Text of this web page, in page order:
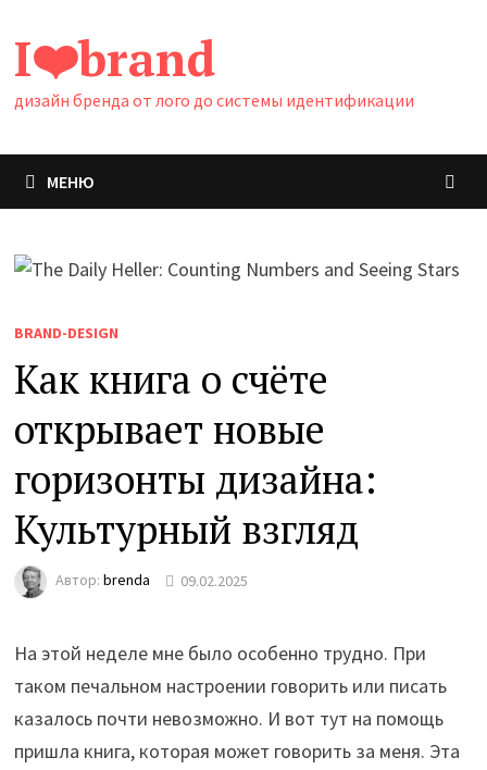
содержимому
I❤️brand
дизайн бренда от лого до системы идентификации
МЕНЮ
BRAND-DESIGN
Как книга о счёте
открывает новые
горизонты дизайна:
Культурный взгляд
Автор:brenda 09.02.2025
На этой неделе мне было особенно трудно. При
таком печальном настроении говорить или писать
казалось почти невозможно. И вот тут на помощь
пришла книга, которая может говорить за меня. Эта